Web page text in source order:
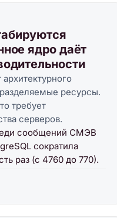
ядро даёт
ресурсы.
требует
серверов.
сообщений СМЭВ
сократила
раз (с 4760 до 770).